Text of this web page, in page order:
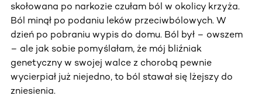
skołowana po narkozie czułam ból w okolicy krzyża.
Ból minął po podaniu leków przeciwbólowych. W
dzień po pobraniu wypis do domu. Ból był – owszem
– ale jak sobie pomyślałam, że mój bliźniak
genetyczny w swojej walce z chorobą pewnie
wycierpiał już niejedno, to ból stawał się lżejszy do
zniesienia.